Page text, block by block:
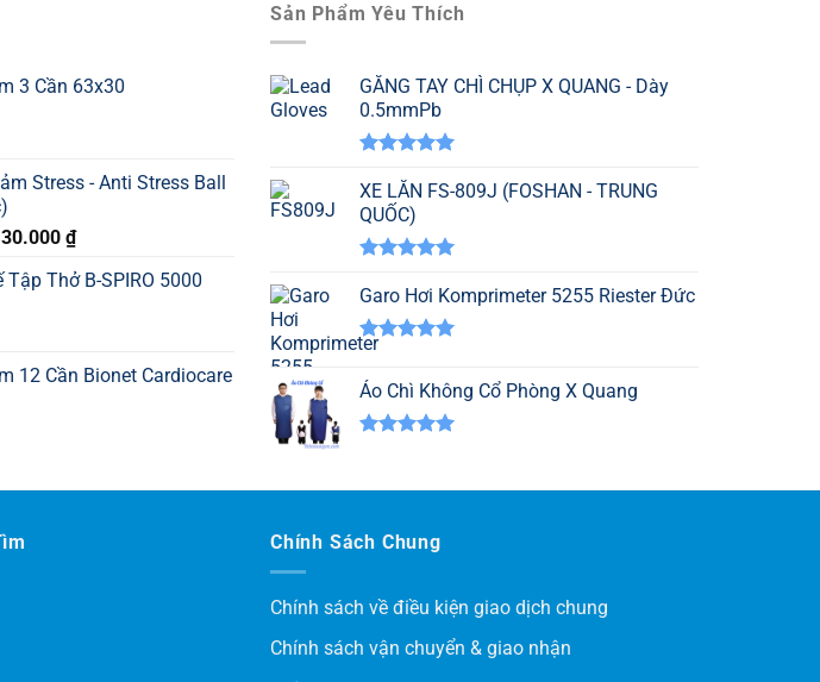
3 Cần 63x30
Stress - Anti Stress Ball
₫Giá
tại
Tập Thở B-SPIRO 5000
12 Cần Bionet Cardiocare
Sản Phẩm Yêu Thích
GĂNG TAY CHÌ CHỤP X QUANG - Dày
0.5mmPb
hạng5.00
5 sao
XE LĂN FS-809J (FOSHAN - TRUNG
QUỐC)
hạng 5.00
5 sao
Garo Hơi Komprimeter 5255 Riester Đức
Được xếp
hạng
5 sao
Áo Chì Không Cổ Phòng X Quang
5 sao
Chính Sách Chung
Chính sách về điều kiện giao dịch chung
Chính sách vận chuyển & giao nhận